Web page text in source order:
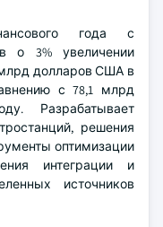
года с
о 3% увеличении
долларов США в
с 78,1 млрд
Разрабатывает
решения
оптимизации
интеграции и
источников